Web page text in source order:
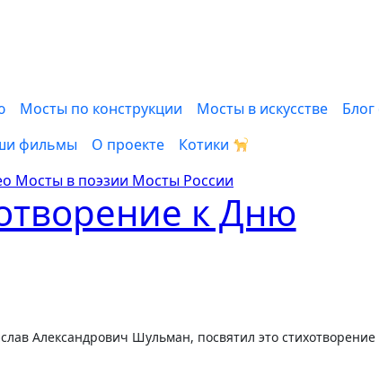
Мосты по конструкции Мосты в искусстве
фильмы О проекте Котики
Мосты в поэзии Мосты России
к Дню